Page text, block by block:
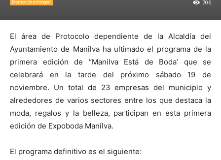
706
Promoción e imagen
El área de Protocolo dependiente de la Alcaldía del
Ayuntamiento de Manilva ha ultimado el programa de la
primera edición de “Manilva Está de Boda’ que se
celebrará en la tarde del próximo sábado 19 de
noviembre. Un total de 23 empresas del municipio y
alrededores de varios sectores entre los que destaca la
moda, regalos y la belleza, participan en esta primera
edición de Expoboda Manilva.
El programa definitivo es el siguiente: